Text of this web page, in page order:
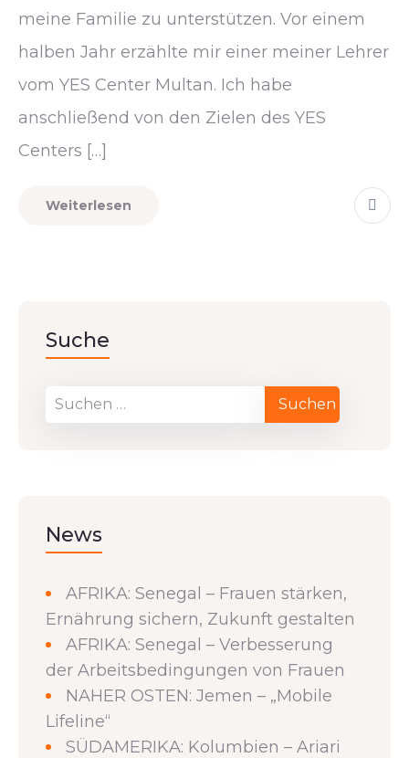
meine Familie zu unterstützen. Vor einem
halben Jahr erzählte mir einer meiner Lehrer
vom YES Center Multan. Ich habe
anschließend von den Zielen des YES
Centers […]
Weiterlesen
Suche
News
AFRIKA: Senegal – Frauen stärken,
Ernährung sichern, Zukunft gestalten
AFRIKA: Senegal – Verbesserung
der Arbeitsbedingungen von Frauen
NAHER OSTEN: Jemen – „Mobile
Lifeline“
SÜDAMERIKA: Kolumbien – Ariari